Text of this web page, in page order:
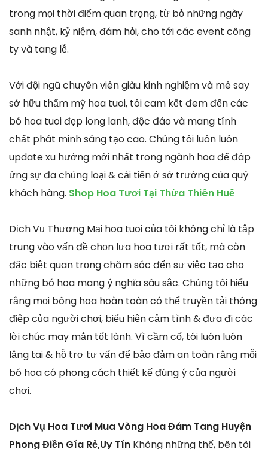
trong mọi thời điểm quan trọng, từ bỏ những ngày
sanh nhật, kỷ niệm, đám hỏi, cho tới các event công
ty và tang lễ.
Với đội ngũ chuyên viên giàu kinh nghiệm và mê say
sở hữu thẩm mỹ hoa tuoi, tôi cam kết đem đến các
bó hoa tuoi đẹp long lanh, độc đáo và mang tính
chất phát minh sáng tạo cao. Chúng tôi luôn luôn
update xu hướng mới nhất trong ngành hoa để đáp
ứng sự đa chủng loại & cải tiến ở sở trường của quý
khách hàng. Shop Hoa Tươi Tại Thừa Thiên Huế
Dịch Vụ Thương Mại hoa tuoi của tôi không chỉ là tập
trung vào vấn đề chọn lựa hoa tươi rất tốt, mà còn
đặc biệt quan trọng chăm sóc đến sự việc tạo cho
những bó hoa mang ý nghĩa sâu sắc. Chúng tôi hiểu
rằng mọi bông hoa hoàn toàn có thể truyền tải thông
điệp của người chơi, biểu hiện cảm tình & đưa đi các
lời chúc may mắn tốt lành. Vì cầm cố, tôi luôn luôn
lắng tai & hỗ trợ tư vấn để bảo đảm an toàn rằng mỗi
bó hoa có phong cách thiết kế đúng ý của người
chơi.
Dịch Vụ Hoa Tươi Mua Vòng Hoa Đám Tang Huyện
Phong Điền Gía Rẻ,Uy Tín Không những thế, bên tôi